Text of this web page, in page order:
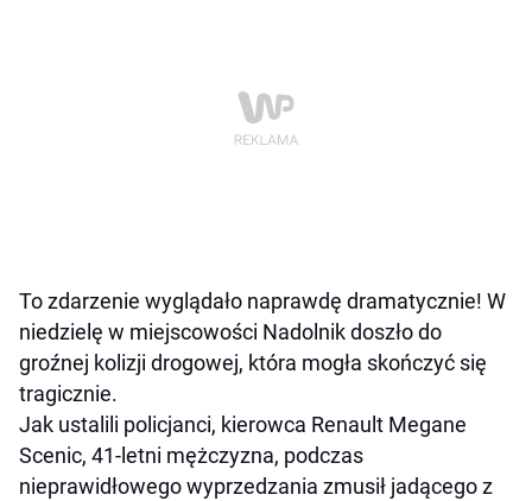
To zdarzenie wyglądało naprawdę dramatycznie! W
niedzielę w miejscowości Nadolnik doszło do
groźnej kolizji drogowej, która mogła skończyć się
tragicznie.
Jak ustalili policjanci, kierowca Renault Megane
Scenic, 41-letni mężczyzna, podczas
nieprawidłowego wyprzedzania zmusił jadącego z